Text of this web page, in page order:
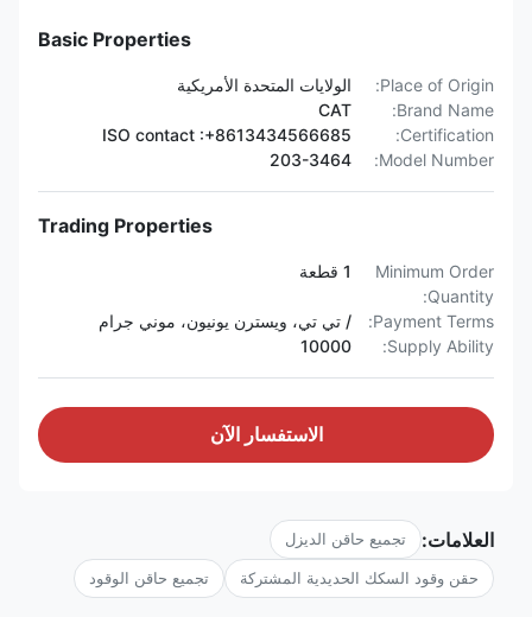
Basic Properties
Place of Origin:
الولايات المتحدة الأمريكية
Brand Name:
CAT
Certification:
ISO contact :+8613434566685
Model Number:
203-3464
Trading Properties
Minimum Order
Quantity:
1 قطعة
Payment Terms:
/ تي تي، ويسترن يونيون، موني جرام
Supply Ability:
10000
الاستفسار الآن
العلامات: تجميع حاقن الديزل
حقن وقود السكك الحديدية المشتركة تجميع حاقن الوقود